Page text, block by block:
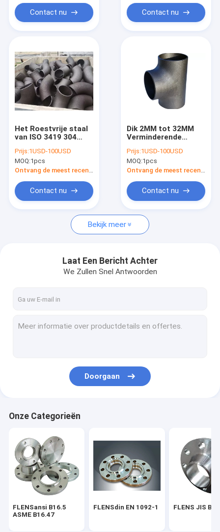
Producten
Ongeveer ons
Fabrieksreis
Nieuws
Gevallen
FLENSansi B16.5 ASME B16.47
FLENS JIS B2220
FLENSgost 33259
EN 10253 VAN DE PIJPmontage DIN
HET T-STUK VAN DE STAALpijp
Het Reductiemiddel van de staalpijp
Staalpijp GLB
FROGED-MONTAGE ASME B16.11
Contact nu Contact nu
Het Roestvrije staal
van ISO 3419 304
din2605-1 en10253-1
Stuiklas die T-stuk
vermindert
Prijs:1USD-100USD
MOQ:1pcs
Ontvang de meest recente Prijs
Contact nu
Dik 2MM tot 32MM
Verminderende
Buttweld of
Gegalvaniseerd Koud
Prijs:1USD-100USD
MOQ:1pcs
Ontvang de meest recente Prijs
Contact nu
Bekijk meer
Laat Een Bericht Achter
We Zullen Snel Antwoorden
Doorgaan
Onze Categorieën
FLENSansi B16.5
ASME B16.47
FLENSdin EN 1092-1 FLENS JIS